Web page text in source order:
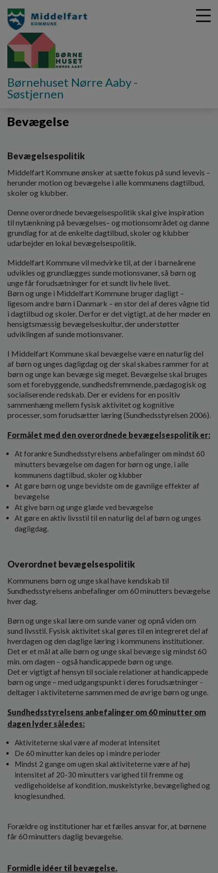
Børnehuset Nørre Aaby -
Søstjernen
Om Børnehuset Nørre Aaby Politikker
Bevægelse
Bevægelsespolitik
Middelfart Kommune ønsker at sætte fokus på sund levevis –
herunder motion og bevægelse i alle kommunens dagtilbud,
skoler og klubber.
Denne overordnede bevægelsespolitik skal give inspiration
til nytænkning på bevægelses– og motionsområdet og danne
grundlag for at de enkelte dagtilbud, skoler og klubber
udarbejder en lokal bevægelsespolitik.
Middelfart Kommune vil medvirke til, at der i barneårene
udvikles og grundlægges sunde motionsvaner, så børn og
unge får forudsætninger for et sundt liv hele livet.
Børn og unge i Middelfart Kommune bruger dagligt –
ligesom andre børn i Danmark – en stor del af deres vågne tid
i dagtilbud og skoler. Derfor er det vigtigt, at de her møder en
hensigtsmæssig bevægelseskultur, der understøtter
udviklingen af sunde motionsvaner.
I Middelfart Kommune skal bevægelse være en naturlig del
af børn og unges dagligdag og der skal skabes rammer for at
børn og unge kan bevæge sig meget. Bevægelse skal bruges
som et forebyggende, sundhedsfremmende, pædagogisk og
socialiserende redskab. Der er evidens for en positiv
sammenhæng mellem fysisk aktivitet og kognitive
processer, som forudsætter læring (Sundhedsstyrelsen 2006).
Formålet med den overordnede bevægelsespolitik er:
At forankre Sundhedsstyrelsens anbefalinger om mindst 60
minutters bevægelse om dagen for børn og unge, i alle
kommunens dagtilbud, skoler og klubber
At gøre børn og unge bevidste om de gavnlige effekter af
bevægelse
At give børn og unge glæde ved bevægelse
At gøre en aktiv livsstil til en naturlig del af børn og unges
dagligdag.
Overordnet bevægelsespolitik
Kommunens børn og unge skal have kendskab til
Sundhedsstyrelsens anbefalinger om 60 minutters bevægelse
hver dag.
Børn og unge skal lære om sunde vaner og opnå viden om
sund livsstil. Fysisk aktivitet skal gøres til en integreret del af
hverdagen og den daglige læring i kommunens institutioner.
Det er et mål at alle børn og unge skal bevæge sig mindst 60
min. om dagen – også handicappede børn og unge.
Det er vigtigt af hensyn til sociale relationer at handicappede
børn og unge – med udgangspunkt i deres forudsætninger -
deltager i aktiviteterne sammen med de øvrige børn og unge.
Sundhedsstyrelsens anbefalinger om 60 minutter om
dagen lyder således:
Aktiviteterne skal være af moderat intensitet
De 60 minutter kan deles op i mindre perioder
Mindst 2 gange om ugen skal aktiviteterne være af høj
intensitet af 20-30 minutters varighed til fremme og
vedligeholdelse af kondition, muskelstyrke, bevægelighed og
knoglesundhed.
Forældre og institutioner har et fælles ansvar for, at børnene
får 60 minutters daglig bevægelse.
Formidle idéer til bevægelse.